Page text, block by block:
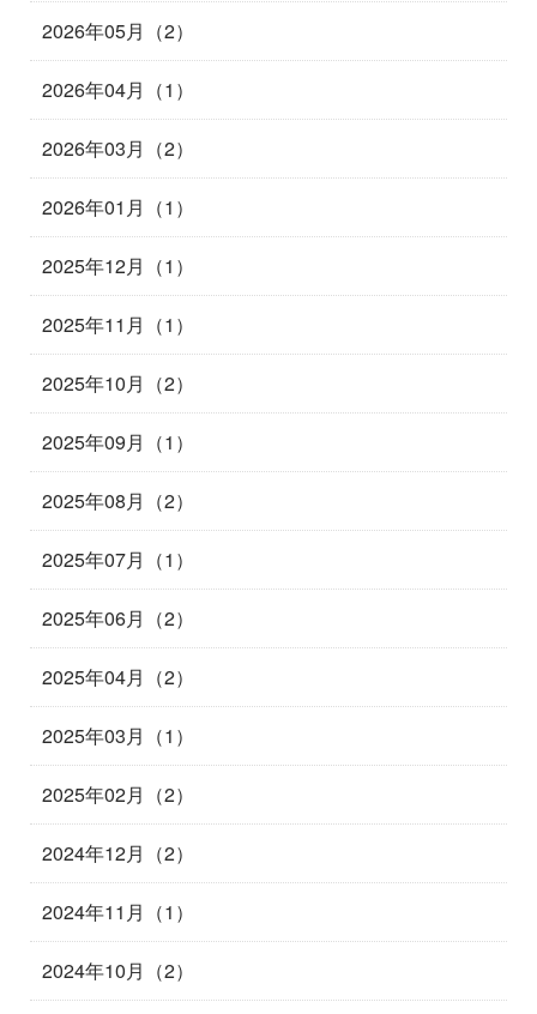
2026年05月（2）
2026年04月（1）
2026年03月（2）
2026年01月（1）
2025年12月（1）
2025年11月（1）
2025年10月（2）
2025年09月（1）
2025年08月（2）
2025年07月（1）
2025年06月（2）
2025年04月（2）
2025年03月（1）
2025年02月（2）
2024年12月（2）
2024年11月（1）
2024年10月（2）